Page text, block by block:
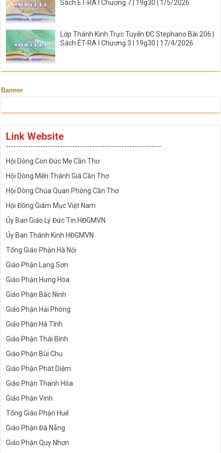
Sách ÉT-RA I Chương 7 | 19g30 | 1/5/2026
Lớp Thánh Kinh Trực Tuyến ĐC Stephano Bài 206 |
Sách ÉT-RA I Chương 3 | 19g30 | 17/4/2026
Banner
Link Website
---------------------------------------------------------------
Hội Dòng Con Đức Mẹ Cần Thơ
Hội Dòng Mến Thánh Giá Cần Thơ
Hội Dòng Chúa Quan Phòng Cần Thơ
Hội Đồng Giám Mục Việt Nam
Ủy Ban Giáo Lý Đức Tin HĐGMVN
Ủy Ban Thánh Kinh HĐGMVN
Tổng Giáo Phận Hà Nội
Giáo Phận Lạng Sơn
Giáo Phận Hưng Hóa
Giáo Phận Bắc Ninh
Giáo Phận Hải Phòng
Giáo Phận Hà Tĩnh
Giáo Phận Thái Bình
Giáo Phận Bùi Chu
Giáo Phận Phát Diệm
Giáo Phận Thanh Hóa
Giáo Phận Vinh
Tổng Giáo Phận Huế
Giáo Phận Đà Nẵng
Giáo Phận Quy Nhơn